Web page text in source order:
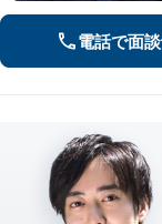
電話で面